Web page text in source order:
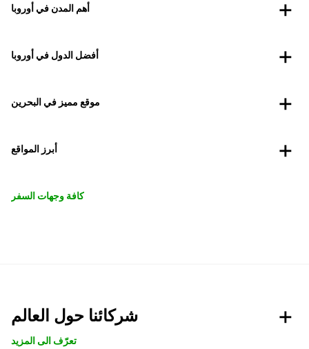
أهم المدن في أوروبا
أفضل الدول في أوروبا
موقع مميز في البحرين
أبرز المواقع
كافة وجهات السفر
شركائنا حول العالم
تعرّف الى المزيد